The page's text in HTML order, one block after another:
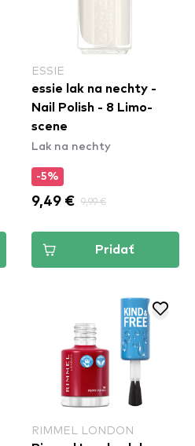
ESSIE
essie lak na nechty -
Nail Polish - 8 Limo-
scene
Lak na nechty
-5%
9,49 € 9,99 €
Pridať
RIMMEL LONDON